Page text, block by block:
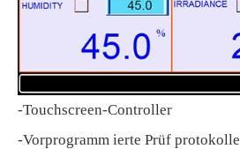
-Touchscreen-Controller
-Vorprogramm ierte Prüf protokolle